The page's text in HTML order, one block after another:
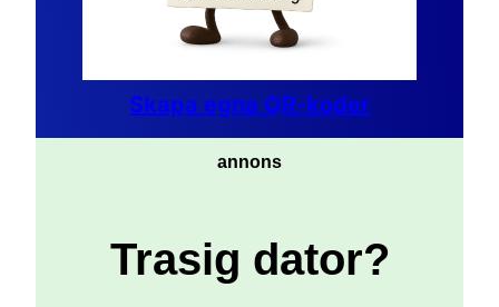
Skapa egna QR-koder
annons
Trasig dator?